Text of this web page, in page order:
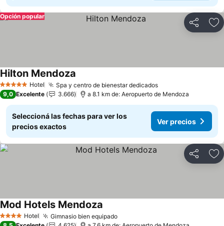
Compartir
Opción popular
5 Estrellas Hotel Spa y centro de bienestar dedicados
Hilton Mendoza
9,0 Excelente 3.666 a 8.1 km de: Aeropuerto de Mendoza
Seleccioná las fechas para ver los
precios exactos
Ver precios
Compartir
4 EstrellasHotel Gimnasio bien equipado
Mod Hotels Mendoza